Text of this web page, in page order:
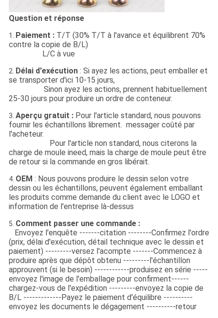
Question et réponse
1. Paiement :T/T (30% T/T à l'avance et équilibrent 70%
contre la copie de B/L)
L/C à vue
2. Délai d'exécution: Si ayez les actions, peut emballer et
se transporter d'ici 10-15 jours,
Sinon ayez les actions, prennent habituellement
25-30 jours pour produire un ordre de conteneur.
3. Aperçu gratuit :Pour l'article standard, nous pouvons
fournir les échantillons librement. messager coûté par
l'acheteur.
Pour l'article non standard, nous citerons la
charge de moule ineed, mais la charge de moule peut être
de retour si la commande en gros libérait.
4. OEM : Nous pouvons produire le dessin selon votre
dessin ou les échantillons, peuvent également emballant
les produits comme demande du client avec le LOGO et
information de l'entreprise là-dessus
5. Comment passer une commande :
Envoyez l'enquête -------citation --------Confirmez l'ordre
(prix, délai d'exécution, détail technique avec le dessin et
paiement) ---------versez l'acompte -------Commencez à
produire après que dépôt obtenu ---------l'échantillon
approuvent (si le besoin) ------------produisez en série -----
envoyez l'image de l'emballage pour confirment------
chargez-vous de l'expédition ---------envoyez la copie de
B/L -------------Payez le paiement d'équilibre ----------
envoyez les documents le dégagement ----------retour